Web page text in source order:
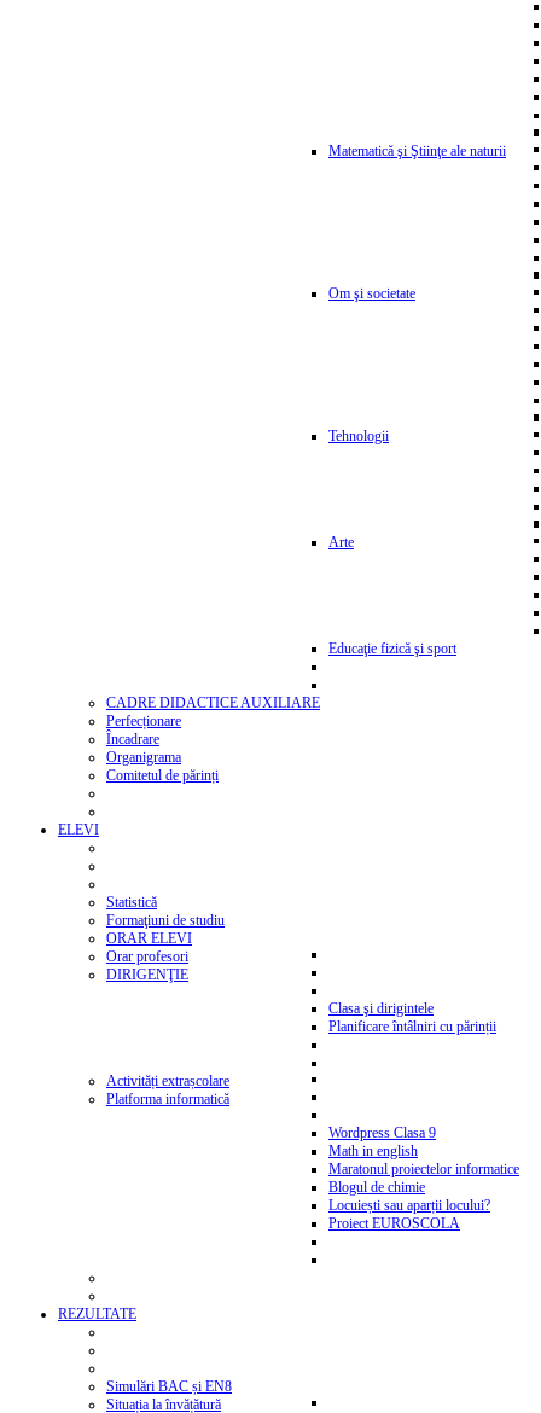
Matematică şi Ştiinţe ale naturii
Om şi societate
Tehnologii
Arte
Educaţie fizică şi sport
CADRE DIDACTICE AUXILIARE
Perfecționare
Încadrare
Organigrama
Comitetul de părinți
ELEVI
Statistică
Formaţiuni de studiu
ORAR ELEVI
Orar profesori
DIRIGENŢIE
Clasa şi dirigintele
Planificare întâlniri cu părinții
Activități extrașcolare
Platforma informatică
Wordpress Clasa 9
Math in english
Maratonul proiectelor informatice
Blogul de chimie
Locuiești sau aparții locului?
Proiect EUROSCOLA
REZULTATE
Simulări BAC și EN8
Situația la învățătură